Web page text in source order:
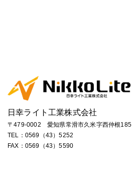
日幸ライト工業株式会社
〒479-0002 愛知県常滑市久米字西仲根185
TEL： 0569（43）5252
FAX：0569（43）5590